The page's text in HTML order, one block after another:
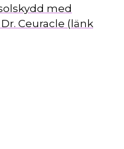
med
Ceuracle (länk